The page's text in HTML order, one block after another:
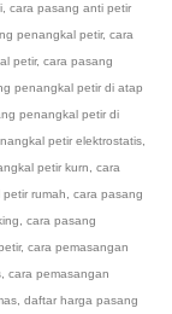
cara pasang anti petir
penangkal petir, cara
petir, cara pasang
penangkal petir di atap
penangkal petir di
petir elektrostatis
petir kurn
cara
rumah
cara pasang
cara pasang
, cara pemasangan
cara pemasangan
daftar harga pasang